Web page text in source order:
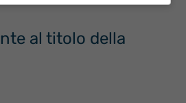
al titolo della